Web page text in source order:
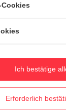
reklamieren
zurücktreten
umtauschen
Erforderlich
Ich bestätige